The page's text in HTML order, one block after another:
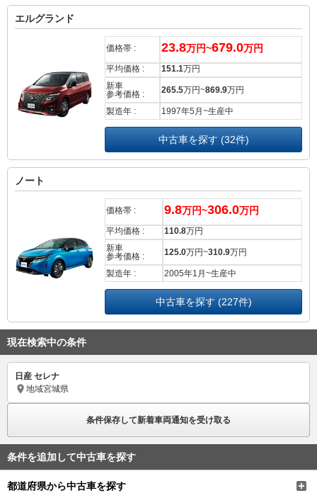
エルグランド
価格帯 : 23.8万円~679.0万円
平均価格 : 151.1万円
新車
参考価格 :
265.5万円~869.9万円
製造年 : 1997年5月~生産中
中古車を探す (32件)
ノート
価格帯 : 9.8万円~306.0万円
平均価格 : 110.8万円
新車
参考価格 :
125.0万円~310.9万円
製造年 : 2005年1月~生産中
中古車を探す (227件)
現在検索中の条件
日産 セレナ
地域宮城県
条件保存して新着車両通知を受け取る
条件を追加して中古車を探す
都道府県から中古車を探す